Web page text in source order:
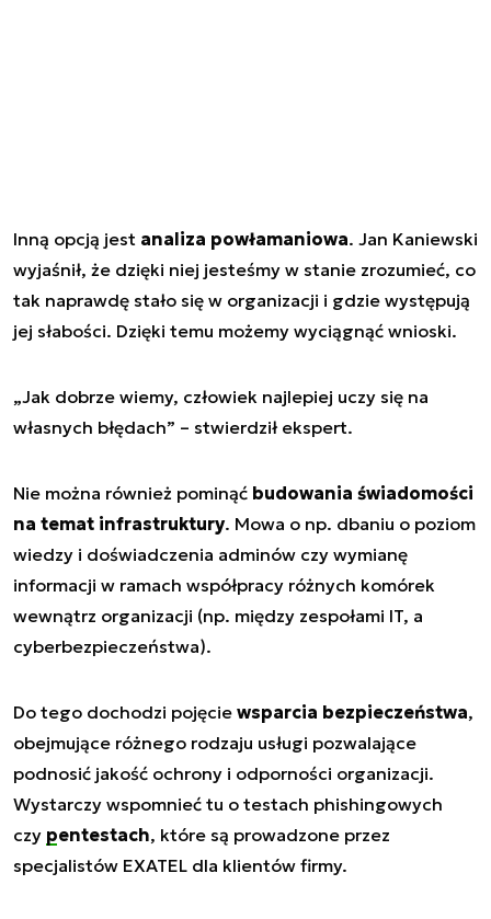
Inną opcją jest analiza powłamaniowa. Jan Kaniewski
wyjaśnił, że dzięki niej jesteśmy w stanie zrozumieć, co
tak naprawdę stało się w organizacji i gdzie występują
jej słabości. Dzięki temu możemy wyciągnąć wnioski.
„Jak dobrze wiemy, człowiek najlepiej uczy się na
własnych błędach” – stwierdził ekspert.
Nie można również pominąć budowania świadomości
na temat infrastruktury. Mowa o np. dbaniu o poziom
wiedzy i doświadczenia adminów czy wymianę
informacji w ramach współpracy różnych komórek
wewnątrz organizacji (np. między zespołami IT, a
cyberbezpieczeństwa).
Do tego dochodzi pojęcie wsparcia bezpieczeństwa,
obejmujące różnego rodzaju usługi pozwalające
podnosić jakość ochrony i odporności organizacji.
Wystarczy wspomnieć tu o testach phishingowych
czy pentestach, które są prowadzone przez
specjalistów EXATEL dla klientów firmy.